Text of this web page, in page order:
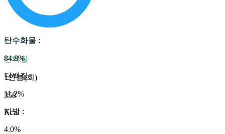
탄수화물
단백질
1인분(회)
358
Kcal
탄수화물 :
84.8%
단백질:
11.2%
지방 :
4.0%